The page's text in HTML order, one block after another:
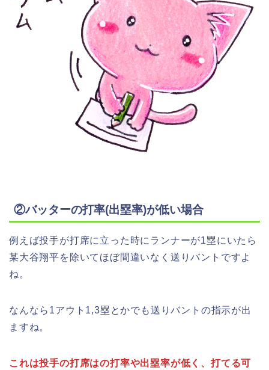
②バッターの打率(出塁率)が低い場合
例えば投手が打席に立った時にランナーが1塁にいたら
某大谷翔平を除いてほぼ間違いなく送りバントですよ
ね。
なんなら1アウト1,3塁とかでも送りバントの指示が出
ますね。
これは投手の打席はの打率や出塁率が低く、打てる可